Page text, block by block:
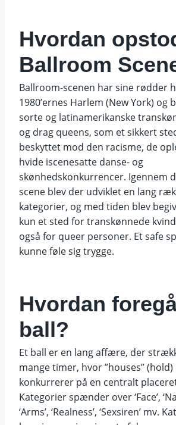
Hvordan
Ballroom
Ballroom-scenen har sine rødder
1980’ernes Harlem (New York) og
sorte og latinamerikanske
og drag queens, som et sikkert
beskyttet mod den racisme, de
hvide iscenesatte danse- og
skønhedskonkurrencer. Igennem
scene blev der udviklet en lang
kategorier, og med tiden blev
kun et sted for transkønnede
også for queer personer. Et safe
kunne føle sig trygge.
Hvordan
ball?
Et ball er en lang affære, der
mange timer, hvor ”houses”
konkurrerer på en centralt
Kategorier spænder over ‘Face’,
‘Arms’, ‘Realness’, ‘Sexsiren’ mv.